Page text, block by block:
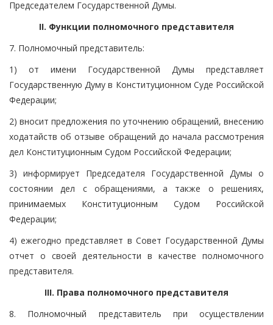
Председателем Государственной Думы.
II. Функции полномочного представителя
7. Полномочный представитель:
1) от имени Государственной Думы представляет
Государственную Думу в Конституционном Суде Российской
Федерации;
2) вносит предложения по уточнению обращений, внесению
ходатайств об отзыве обращений до начала рассмотрения
дел Конституционным Судом Российской Федерации;
3) информирует Председателя Государственной Думы о
состоянии дел с обращениями, а также о решениях,
принимаемых Конституционным Судом Российской
Федерации;
4) ежегодно представляет в Совет Государственной Думы
отчет о своей деятельности в качестве полномочного
представителя.
III. Права полномочного представителя
8. Полномочный представитель при осуществлении